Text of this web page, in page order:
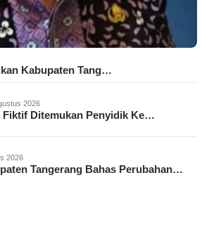
Kabupaten Tang…
2026
Fiktif Ditemukan Penyidik Ke…
2026
Tangerang Bahas Perubahan…